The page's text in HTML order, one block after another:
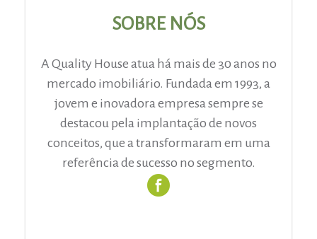
SOBRE NÓS
A Quality House atua há mais de 30 anos no
mercado imobiliário. Fundada em 1993, a
jovem e inovadora empresa sempre se
destacou pela implantação de novos
conceitos, que a transformaram em uma
referência de sucesso no segmento.